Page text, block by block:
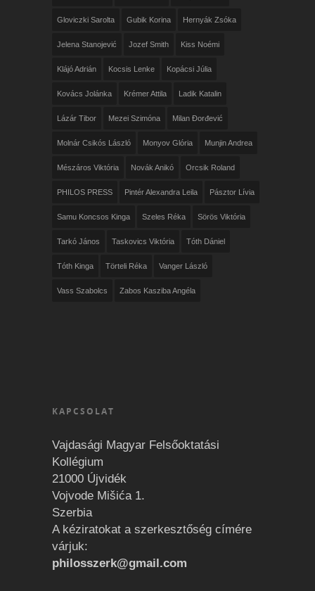
Gloviczki Sarolta Gubik Korina Hernyák Zsóka
Jelena Stanojević Jozef Smith Kiss Noémi
Klájó Adrián Kocsis Lenke Kopácsi Júlia
Kovács Jolánka Krémer Attila Ladik Katalin
Lázár Tibor Mezei Szimóna Milan Đorđević
Molnár Csikós László Monyov Glória Munjin Andrea
Mészáros Viktória Novák Anikó Orcsik Roland
PHILOS PRESS Pintér Alexandra Leila Pásztor Lívia
Samu Koncsos Kinga Szeles Réka Sörös Viktória
Tarkó János Taskovics Viktória Tóth Dániel
Tóth Kinga Törteli Réka Vanger László
Vass Szabolcs Zabos Kasziba Angéla
KAPCSOLAT
Vajdasági Magyar Felsőoktatási
Kollégium
21000 Újvidék
Vojvode Mišića 1.
Szerbia
A kéziratokat a szerkesztőség címére
várjuk:
philosszerk@gmail.com